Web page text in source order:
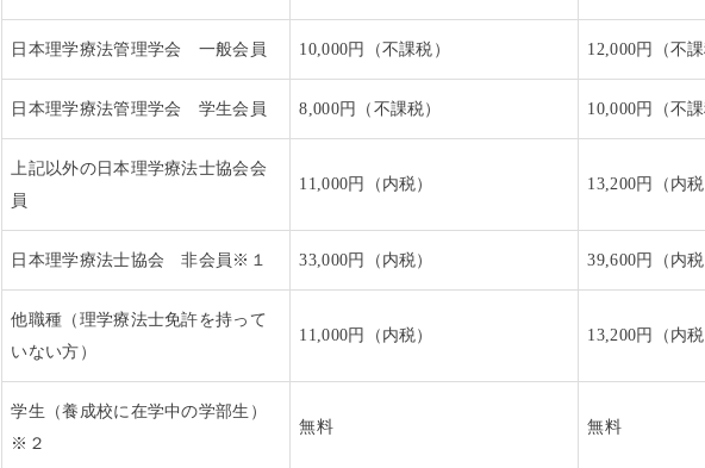
日本理学療法管理学会 一般会員 10,000円（不課税） 12,000円（不課
日本理学療法管理学会 学生会員 8,000円（不課税） 10,000円（不課
上記以外の日本理学療法士協会会
員
11,000円（内税） 13,200円（内税
日本理学療法士協会 非会員※１ 33,000円（内税） 39,600円（内税
他職種（理学療法士免許を持って
いない方）
11,000円（内税） 13,200円（内税
学生（養成校に在学中の学部生）
※２
無料 無料